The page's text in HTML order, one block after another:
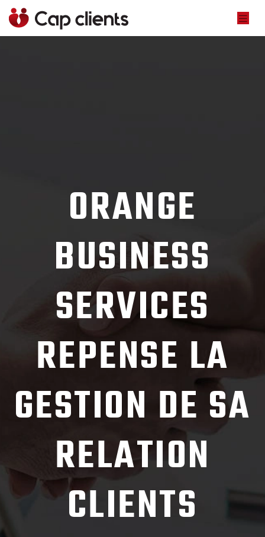
ORANGE
BUSINESS
SERVICES
REPENSE LA
GESTION DE SA
RELATION
CLIENTS